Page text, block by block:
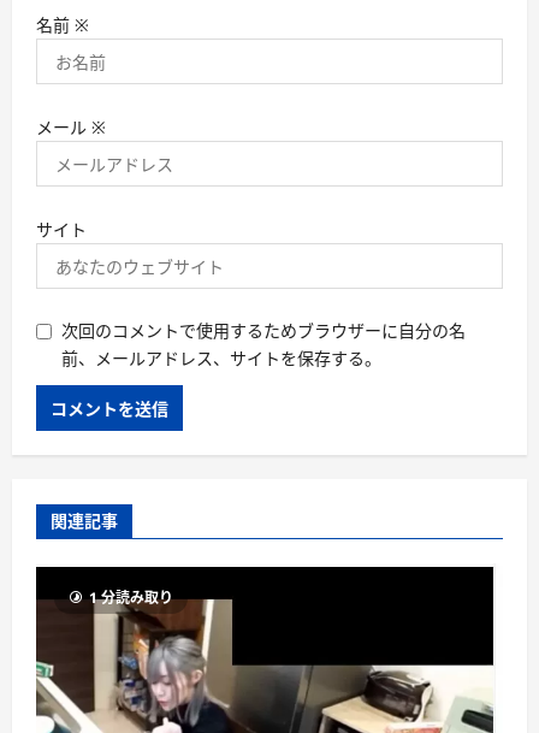
名前 ※
メール ※
サイト
次回のコメントで使用するためブラウザーに自分の名
前、メールアドレス、サイトを保存する。
関連記事
1 分読み取り